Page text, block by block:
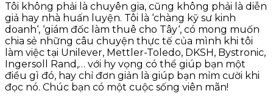
Tôi không phải là chuyên gia, cũng không phải là diễn
giả hay nhà huấn luyện. Tôi là ‘chàng kỹ sư kinh
doanh‘, ‘giám đốc làm thuê cho Tây‘, có mong muốn
chia sẻ những câu chuyện thực tế của mình khi tôi
làm việc tại Unilever, Mettler-Toledo, DKSH, Bystronic,
Ingersoll Rand,… với hy vọng có thể giúp bạn một
điều gì đó, hay chỉ đơn giản là giúp bạn mỉm cười khi
đọc nó. Chúc bạn có một cuộc sống viên mãn!